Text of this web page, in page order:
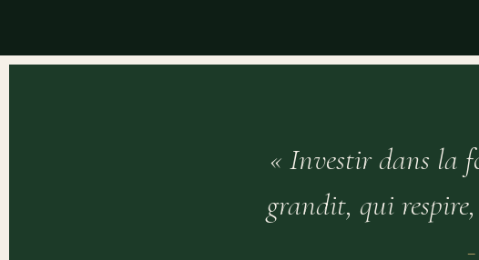
« Investir dans la
grandit, qui
—